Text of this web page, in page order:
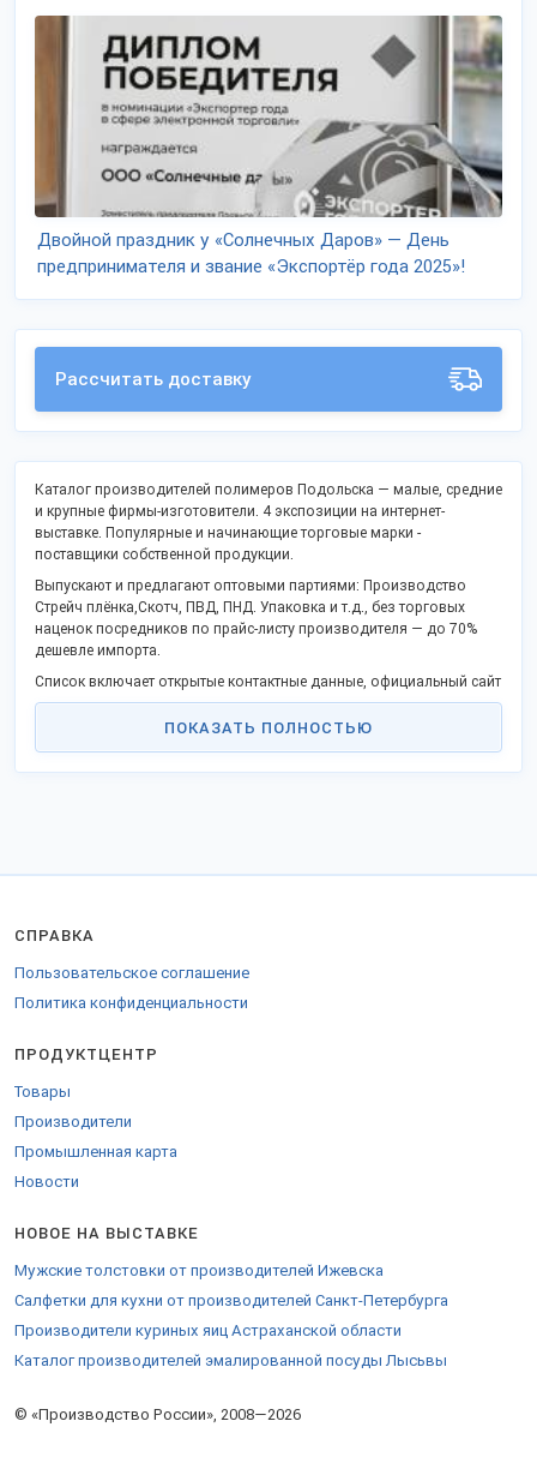
Двойной праздник у «Солнечных Даров» — День
предпринимателя и звание «Экспортёр года 2025»!
Рассчитать доставку
Каталог производителей полимеров Подольска — малые, средние
и крупные фирмы-изготовители. 4 экспозиции на интернет-
выставке. Популярные и начинающие торговые марки -
поставщики собственной продукции.
Выпускают и предлагают оптовыми партиями: Производство
Стрейч плёнка,Скотч, ПВД, ПНД. Упаковка и т.д., без торговых
наценок посредников по прайс-листу производителя — до 70%
дешевле импорта.
Список включает открытые контактные данные, официальный сайт
и дает возможность заказать продукцию оптом напрямую, стать
дистрибьютором в своём городе.
Российские производственные фирмы активно поддерживают
ПОКАЗАТЬ ПОЛНОСТЬЮ
© «Производство России», 2008—2026
СПРАВКА
Пользовательское соглашение
Политика конфиденциальности
ПРОДУКТЦЕНТР
Товары
Производители
Промышленная карта
Новости
НОВОЕ НА ВЫСТАВКЕ
Мужские толстовки от производителей Ижевска
Салфетки для кухни от производителей Санкт-Петербурга
Производители куриных яиц Астраханской области
Каталог производителей эмалированной посуды Лысьвы